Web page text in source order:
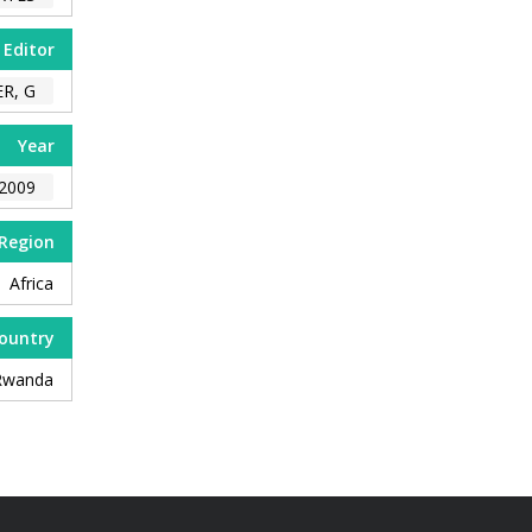
Editor
G.
Year
2009
Region
Africa